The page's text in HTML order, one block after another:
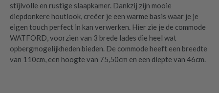
stijlvolle en rustige slaapkamer. Dankzij zijn mooie
diepdonkere houtlook, creëer je een warme basis waar je je
eigen touch perfect in kan verwerken. Hier zie je de commode
WATFORD, voorzien van 3 brede lades die heel wat
opbergmogelijkheden bieden. De commode heeft een breedte
van 110cm, een hoogte van 75,50cm en een diepte van 46cm.